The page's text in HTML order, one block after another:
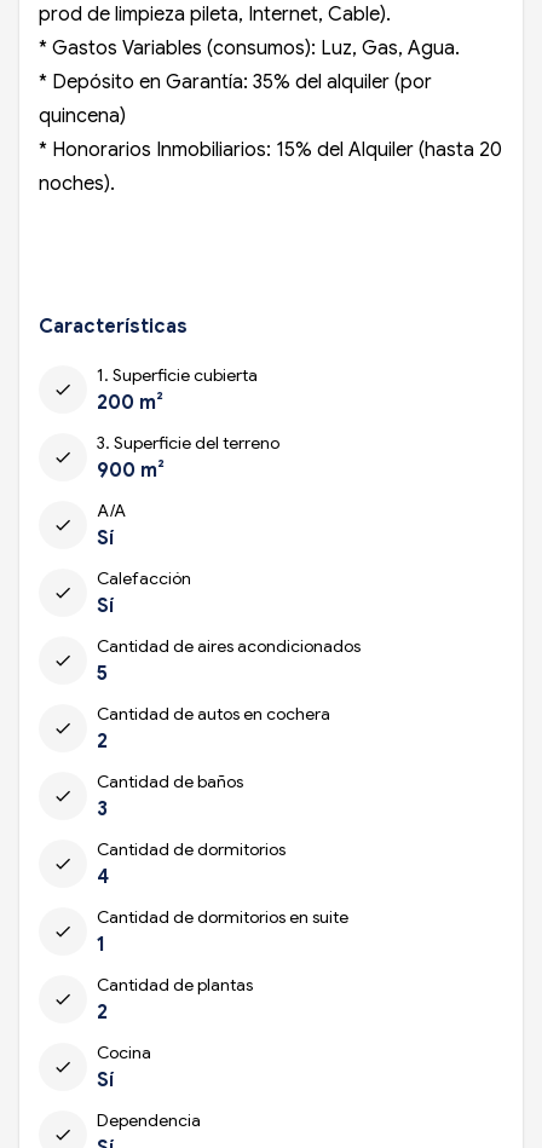
prod de limpieza pileta, Internet, Cable).
* Gastos Variables (consumos): Luz, Gas, Agua.
* Depósito en Garantía: 35% del alquiler (por
quincena)
* Honorarios Inmobiliarios: 15% del Alquiler (hasta 20
noches).
Características
check
1. Superficie cubierta
200 m²
check
3. Superficie del terreno
900 m²
check
A/A
Sí
check
Calefacción
Sí
check
Cantidad de aires acondicionados
5
check
Cantidad de autos en cochera
2
check
Cantidad de baños
3
check
Cantidad de dormitorios
4
check
Cantidad de dormitorios en suite
1
check
Cantidad de plantas
2
check
Cocina
Sí
check
Dependencia